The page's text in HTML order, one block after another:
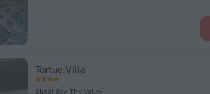
Tortue Villa
Shoal Bay, The Valley